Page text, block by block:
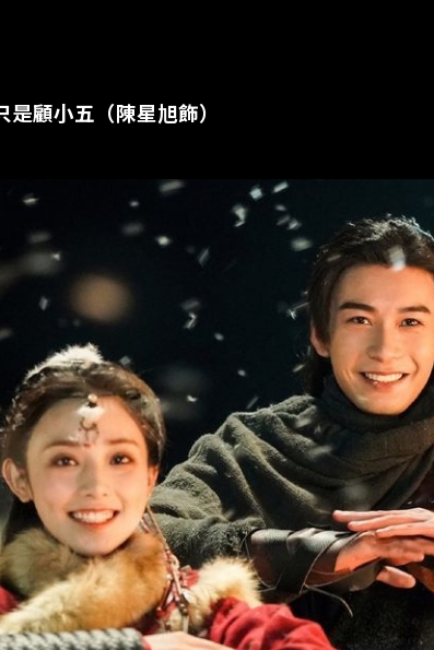
是顧小五（陳星旭飾）